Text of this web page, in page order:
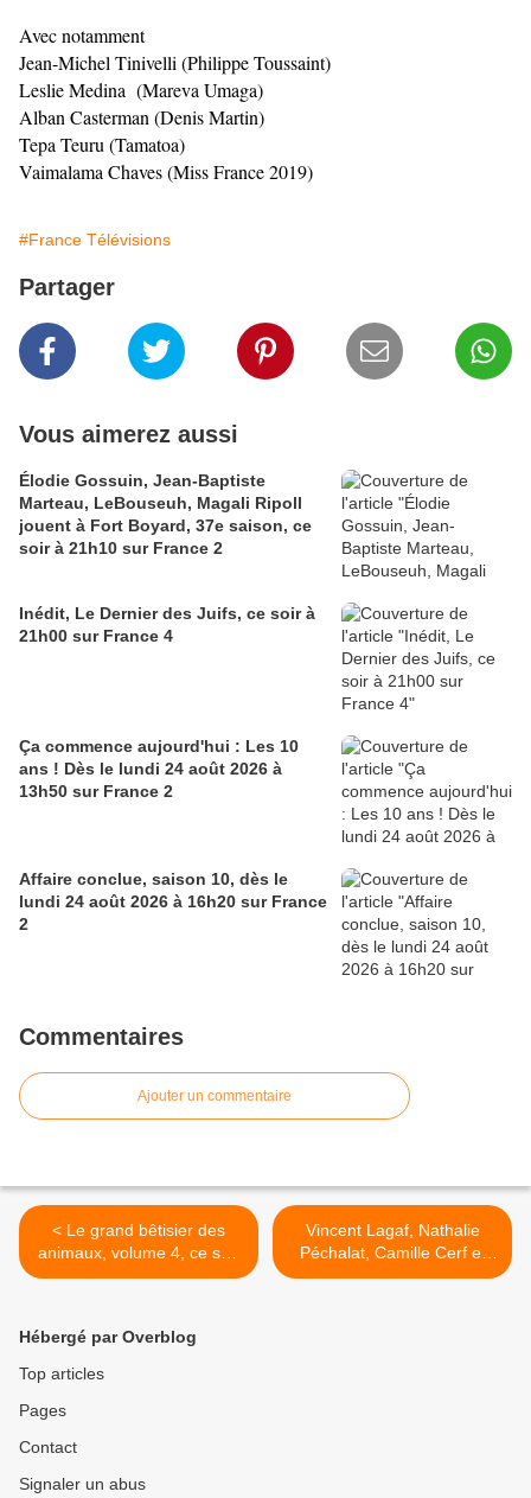
Avec notamment
Jean-Michel Tinivelli (Philippe Toussaint)
Leslie Medina (Mareva Umaga)
Alban Casterman (Denis Martin)
Tepa Teuru (Tamatoa)
Vaimalama Chaves (Miss France 2019)
#France Télévisions
Partager
Vous aimerez aussi
Élodie Gossuin, Jean-Baptiste
Marteau, LeBouseuh, Magali Ripoll
jouent à Fort Boyard, 37e saison, ce
soir à 21h10 sur France 2
Inédit, Le Dernier des Juifs, ce soir à
21h00 sur France 4
Ça commence aujourd'hui : Les 10
ans ! Dès le lundi 24 août 2026 à
13h50 sur France 2
Affaire conclue, saison 10, dès le
lundi 24 août 2026 à 16h20 sur France
2
Commentaires
Ajouter un commentaire
< Le grand bêtisier des
animaux, volume 4, ce soir
à 21h15 sur C8
Vincent Lagaf, Nathalie
Péchalat, Camille Cerf et
Laury Thilleman jouent à
Hébergé par Overblog
Top articles
Pages
Contact
Signaler un abus